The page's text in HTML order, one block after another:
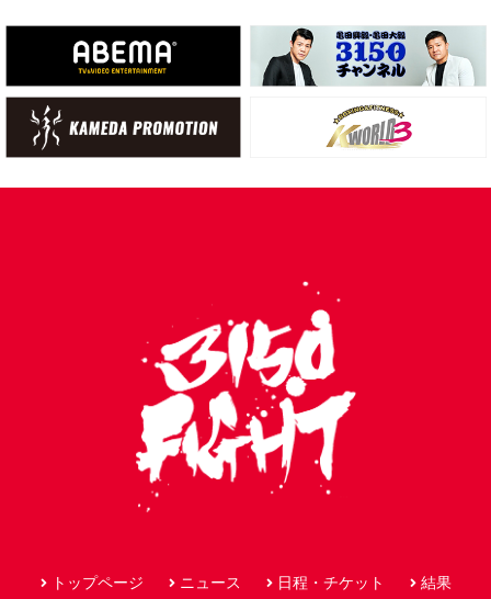
トップページ ニュース 日程・チケット 結果